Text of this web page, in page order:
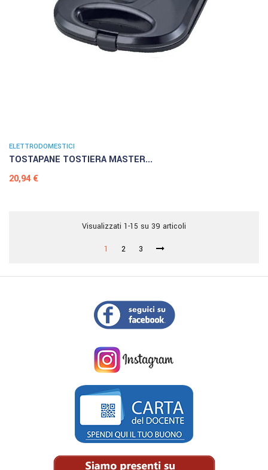
ELETTRODOMESTICI
TOSTAPANE TOSTIERA MASTER...
Prezzo
20,94 €
Visualizzati 1-15 su 39 articoli
1 2 3